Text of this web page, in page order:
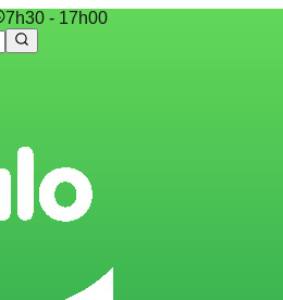
7h30 - 17h00